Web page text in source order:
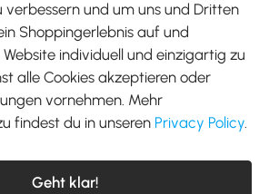
Google Play
Tel.: +49 40 87408465
kontakt@aosom.de
verbessern und um uns und Dritten
Shoppingerlebnis auf und
individuell und einzigartig zu
alle Cookies akzeptieren oder
vornehmen. Mehr
findest du in unseren Privacy Policy.
Geht klar!